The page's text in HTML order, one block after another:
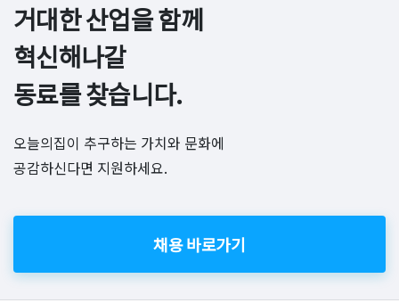
거대한 산업을 함께
혁신해나갈
동료를 찾습니다.
오늘의집이 추구하는 가치와 문화에
공감하신다면 지원하세요.
채용 바로가기